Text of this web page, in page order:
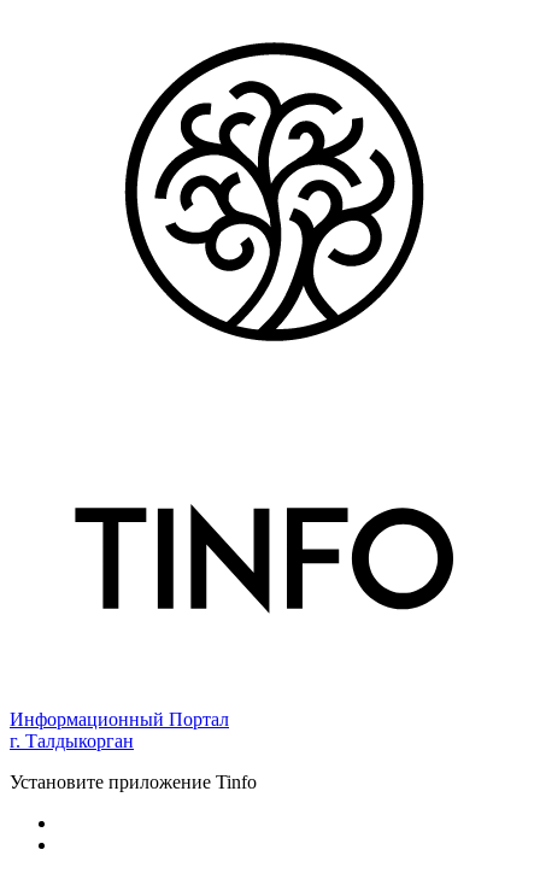
Информационный Портал
г. Талдыкорган
Установите приложение Tinfo